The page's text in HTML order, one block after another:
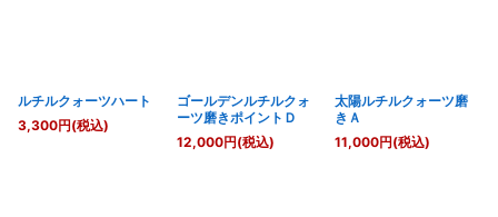
ルチルクォーツハート
3,300円(税込)
ゴールデンルチルクォ
ーツ磨きポイントＤ
12,000円(税込)
太陽ルチルクォーツ磨
きＡ
11,000円(税込)